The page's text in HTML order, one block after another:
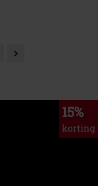
15%
korting